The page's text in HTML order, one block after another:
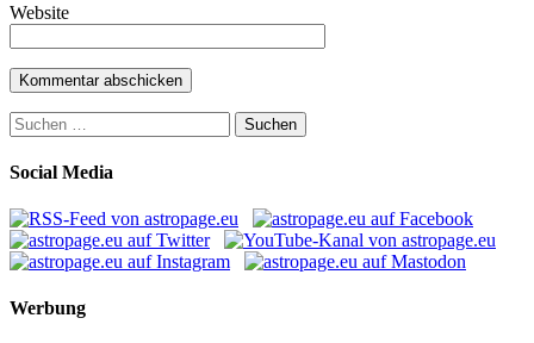
Website
Suchen
nach:
Social Media
Werbung